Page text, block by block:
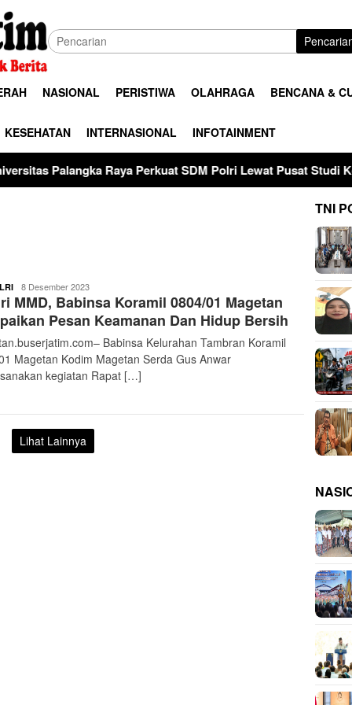
NASIONAL PERISTIWA OLAHRAGA BENCANA &
KESEHATAN INTERNASIONAL INFOTAINMENT
Raya Perkuat SDM Polri Lewat Pusat Studi Kepolisian
ardy8 Desember 2023
MMD, Babinsa Koramil 0804/01 Magetan
Pesan Keamanan Dan Hidup Bersih
Babinsa Kelurahan Tambran Koramil
Magetan Kodim Magetan Serda Gus Anwar
kegiatan Rapat […]
Lihat Lainnya
TNI